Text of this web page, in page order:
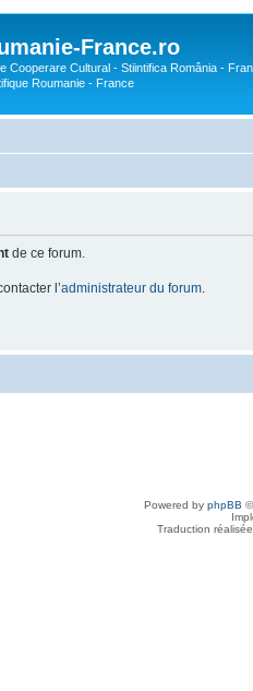
France.ro
Cooperare Cultural - Stiintifica România -
Roumanie - France
de ce forum.
l’administrateur du forum
Powered by phpBB
Traduction